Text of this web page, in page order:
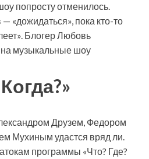
попросту отменилось.
«дожидаться», пока кто-то
Блогер Любовь
на музыкальные шоу
Друзем, Федором
Мухиным удастся вряд ли.
программы «Что? Где?